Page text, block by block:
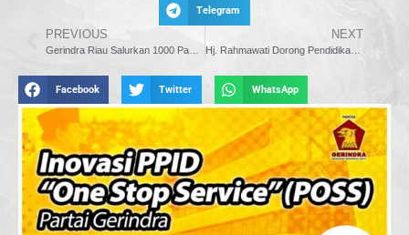
Telegram
PREVIOUS NEXT
Hj. Rahmawati Dorong Pendidikan Pariwisata Dimasukkan ke Kurikulum Dasar
Facebook Twitter WhatsApp